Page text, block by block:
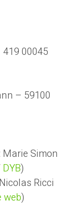
419 00045
– 59100
Marie Simon
DYB)
Ricci
web)